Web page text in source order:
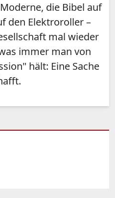
die Bibel auf
den Elektroroller –
mal wieder
immer man von
hält: Eine Sache